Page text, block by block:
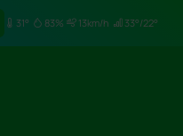
31° 83% 13km/h 33°/22°